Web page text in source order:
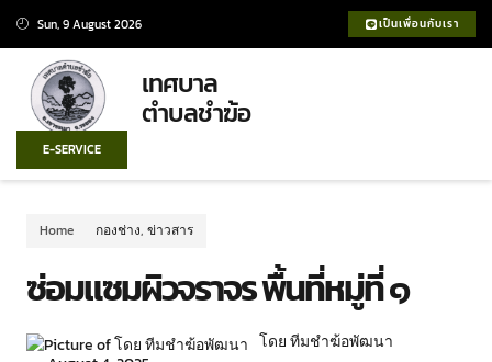
Sun, 9 August 2026 เป็นเพื่อนกับเรา
เทศบาล
ตำบลชำฆ้อ
E-SERVICE
Home กองช่าง, ข่าวสาร
ซ่อมแซมผิวจราจร พื้นที่หมู่ที่ ๑
โดย ทีมชำฆ้อพัฒนา